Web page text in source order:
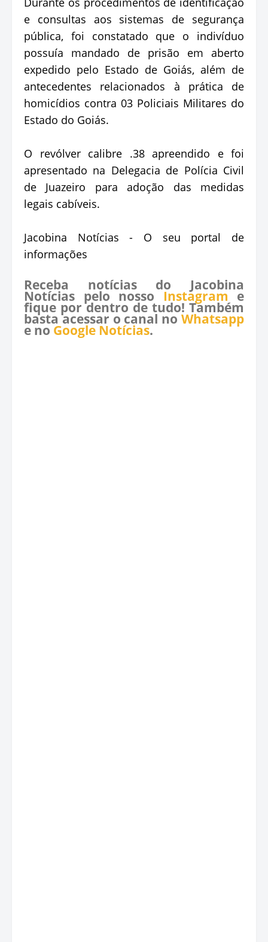
e consultas aos sistemas de segurança
pública, foi constatado que o indivíduo
possuía mandado de prisão em aberto
expedido pelo Estado de Goiás, além de
antecedentes relacionados à prática de
homicídios contra 03 Policiais Militares do
Estado do Goiás.
O revólver calibre .38 apreendido e foi
apresentado na Delegacia de Polícia Civil
de Juazeiro para adoção das medidas
legais cabíveis.
Jacobina Notícias - O seu portal de
informações
Receba notícias do Jacobina
Notícias pelo nosso Instagram e
fique por dentro de tudo! Também
basta acessar o canal no Whatsapp
e no Google Notícias.